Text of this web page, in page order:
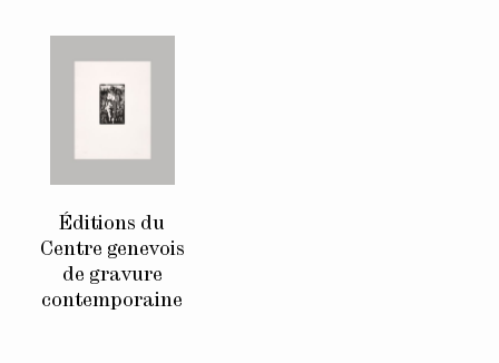
Éditions du
Centre genevois
de gravure
contemporaine